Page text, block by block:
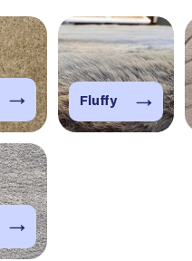
→ Fluffy →
→